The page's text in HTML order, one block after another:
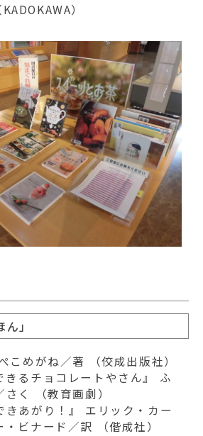
）
」
こめがね／著 （佼成出版社）
きるチョコレートやさん』 ふ
く （教育画劇）
きあがり！』 エリック・カー
ビナード／訳 （偕成社）